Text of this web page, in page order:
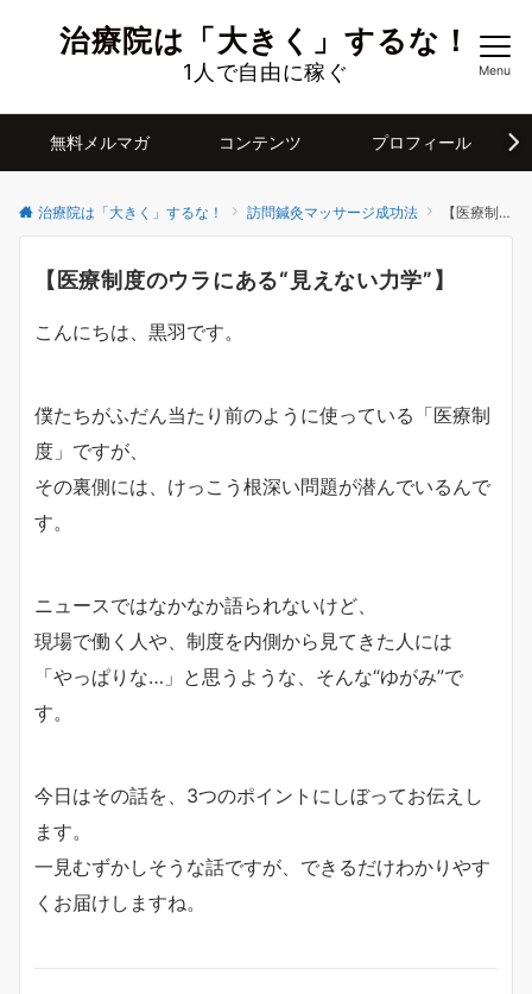
治療院は「大きく」するな！
1人で自由に稼ぐ Menu
無料メルマガ コンテンツ プロフィール
治療院は「大きく」するな！ 訪問鍼灸マッサージ成功法 【医療制度のウラにある“見えない力学”】
【医療制度のウラにある“見えない力学”】
こんにちは、黒羽です。
僕たちがふだん当たり前のように使っている「医療制
度」ですが、
その裏側には、けっこう根深い問題が潜んでいるんで
す。
ニュースではなかなか語られないけど、
現場で働く人や、制度を内側から見てきた人には
「やっぱりな…」と思うような、そんな“ゆがみ”で
す。
今日はその話を、3つのポイントにしぼってお伝えし
ます。
一見むずかしそうな話ですが、できるだけわかりやす
くお届けしますね。